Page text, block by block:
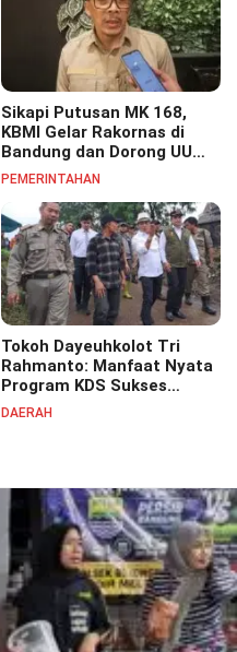
Sikapi Putusan MK 168,
KBMI Gelar Rakornas di
Bandung dan Dorong UU
Perlindungan Pekerja
PEMERINTAHAN
Tokoh Dayeuhkolot Tri
Rahmanto: Manfaat Nyata
Program KDS Sukses
Dirasakan Seluruh Lapisan
DAERAH